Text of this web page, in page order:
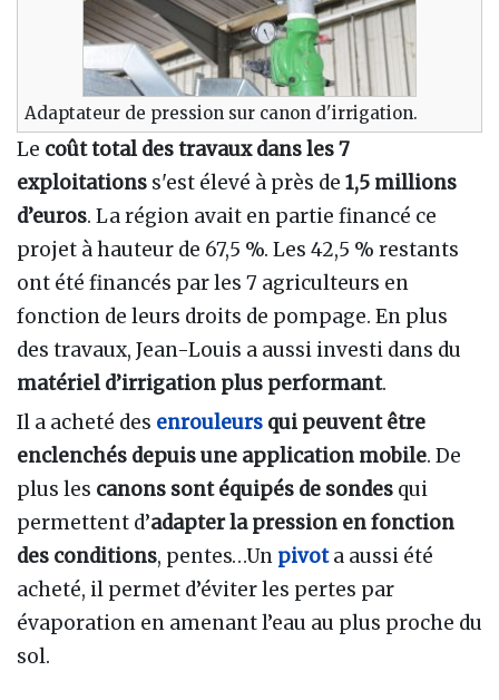
Adaptateur de pression sur canon d'irrigation.
Le coût total des travaux dans les 7
exploitations s'est élevé à près de 1,5 millions
d’euros. La région avait en partie financé ce
projet à hauteur de 67,5 %. Les 42,5 % restants
ont été financés par les 7 agriculteurs en
fonction de leurs droits de pompage. En plus
des travaux, Jean-Louis a aussi investi dans du
matériel d’irrigation plus performant.
Il a acheté des enrouleurs qui peuvent être
enclenchés depuis une application mobile. De
plus les canons sont équipés de sondes qui
permettent d’adapter la pression en fonction
des conditions, pentes…Un pivota aussi été
acheté, il permet d’éviter les pertes par
évaporation en amenant l’eau au plus proche du
sol.